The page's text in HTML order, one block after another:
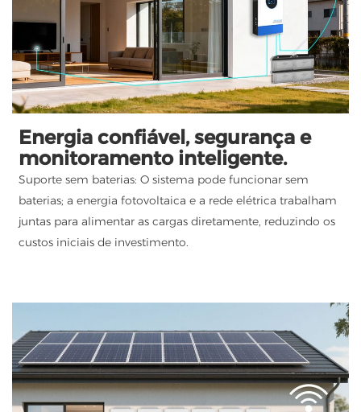
Energia confiável, segurança e
monitoramento inteligente.
Suporte sem baterias: O sistema pode funcionar sem
baterias; a energia fotovoltaica e a rede elétrica trabalham
juntas para alimentar as cargas diretamente, reduzindo os
custos iniciais de investimento.